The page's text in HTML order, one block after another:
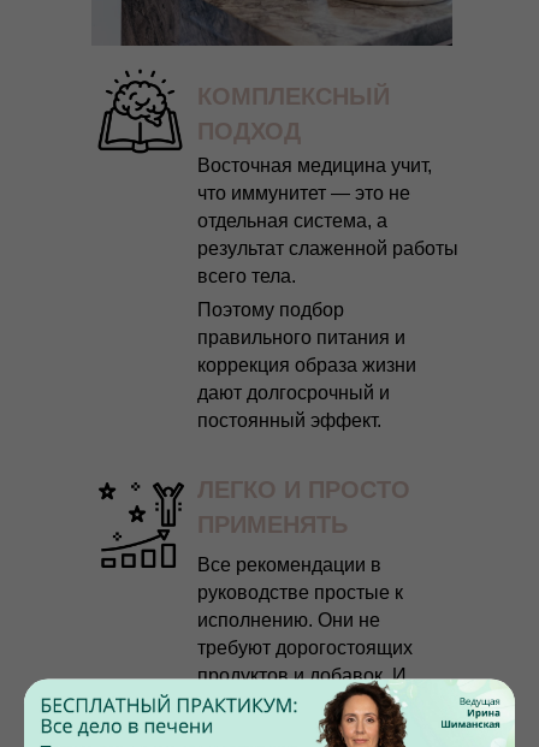
Восточная медицина учит,
что иммунитет — это не
отдельная система, а
результат слаженной работы
всего тела.
Все рекомендации в
руководстве простые к
исполнению. Они не
требуют дорогостоящих
продуктов и добавок. И
вам не придется
становиться фанатом
КОМПЛЕКСНЫЙ
ПОДХОД
Поэтому подбор
правильного питания и
коррекция образа жизни
дают долгосрочный и
постоянный эффект.
ЛЕГКО И ПРОСТО
ПРИМЕНЯТЬ